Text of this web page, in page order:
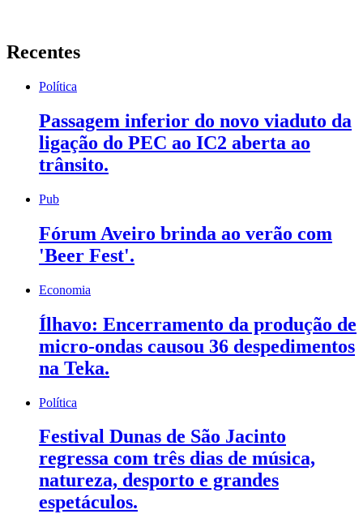
Recentes
Política
Passagem inferior do novo viaduto da
ligação do PEC ao IC2 aberta ao
trânsito.
Pub
Fórum Aveiro brinda ao verão com
'Beer Fest'.
Economia
Ílhavo: Encerramento da produção de
micro-ondas causou 36 despedimentos
na Teka.
Política
Festival Dunas de São Jacinto
regressa com três dias de música,
natureza, desporto e grandes
espetáculos.